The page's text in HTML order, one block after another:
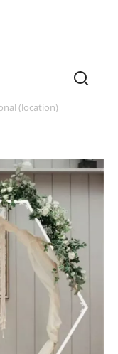
(location)